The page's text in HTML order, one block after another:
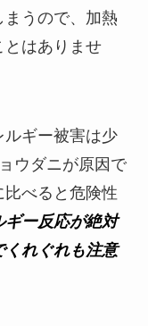
うので、加熱
とはありませ
ルギー被害は少
ウダニが原因で
べると危険性
ギー反応が絶対
くれぐれも注意